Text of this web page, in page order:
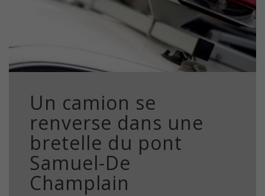
Un camion se
renverse dans une
bretelle du pont
Samuel-De
Champlain